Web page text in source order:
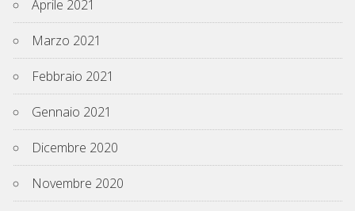
Aprile 2021
Marzo 2021
Febbraio 2021
Gennaio 2021
Dicembre 2020
Novembre 2020